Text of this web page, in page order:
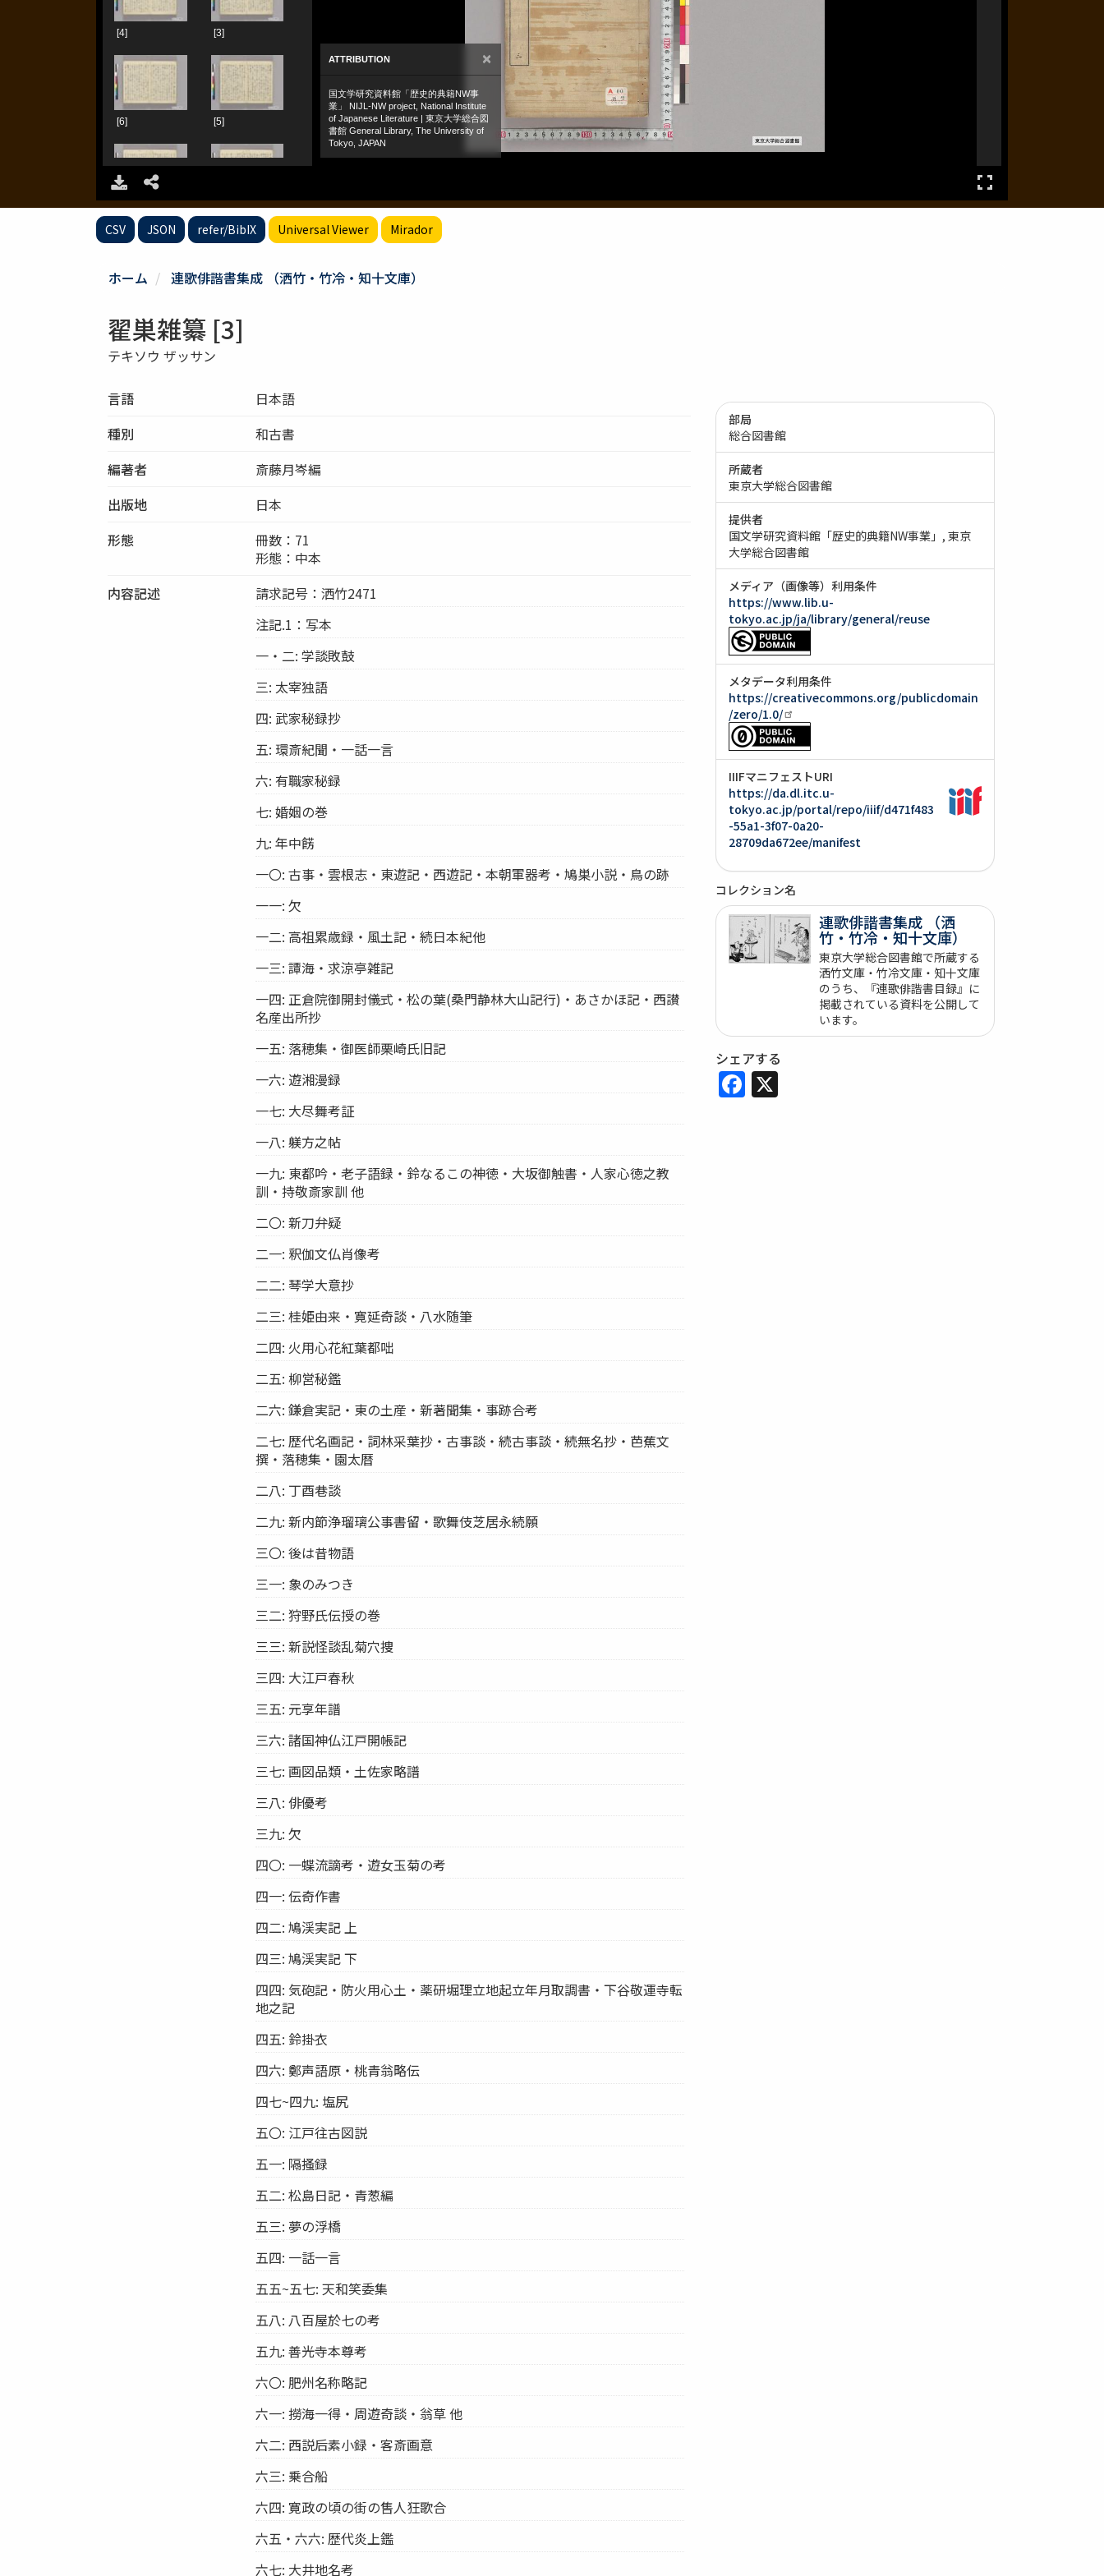
CSV JSON refer/BibIX Universal Viewer Mirador
ホーム 連歌俳諧書集成 （洒竹・竹冷・知十文庫）
翟巣雑纂 [3]
テキソウ ザッサン
言語
日本語
種別
和古書
編著者
斎藤月岑編
出版地
日本
形態
冊数：71
形態：中本
内容記述
請求記号：洒竹2471
注記.1：写本
一・二: 学談敗鼓
三: 太宰独語
四: 武家秘録抄
五: 環斎紀聞・一話一言
六: 有職家秘録
七: 婚姻の巻
九: 年中餝
一〇: 古事・雲根志・東遊記・西遊記・本朝軍器考・鳩巣小説・鳥の跡
一一: 欠
一二: 高祖累歳録・風土記・続日本紀他
一三: 譚海・求涼亭雑記
一四: 正倉院御開封儀式・松の葉(桑門静林大山記行)・あさかほ記・西讃
名産出所抄
一五: 落穂集・御医師栗崎氏旧記
一六: 遊湘漫録
一七: 大尽舞考証
一八: 躾方之帖
一九: 東都吟・老子語録・鈴なるこの神徳・大坂御触書・人家心徳之教
訓・持敬斎家訓 他
二〇: 新刀弁疑
二一: 釈伽文仏肖像考
二二: 琴学大意抄
二三: 桂姫由来・寛延奇談・八水随筆
二四: 火用心花紅葉都咄
二五: 柳営秘鑑
二六: 鎌倉実記・東の土産・新著聞集・事跡合考
二七: 歴代名画記・詞林采葉抄・古事談・続古事談・続無名抄・芭蕉文
撰・落穂集・園太暦
二八: 丁酉巷談
二九: 新内節浄瑠璃公事書留・歌舞伎芝居永続願
三〇: 後は昔物語
三一: 象のみつき
三二: 狩野氏伝授の巻
三三: 新説怪談乱菊穴捜
三四: 大江戸春秋
三五: 元享年譜
三六: 諸国神仏江戸開帳記
三七: 画図品類・土佐家略譜
三八: 俳優考
三九: 欠
四〇: 一蝶流謫考・遊女玉菊の考
四一: 伝奇作書
四二: 鳩渓実記 上
四三: 鳩渓実記 下
四四: 気砲記・防火用心土・薬研堀理立地起立年月取調書・下谷敬運寺転
地之記
四五: 鈴掛衣
四六: 鄭声語原・桃青翁略伝
四七~四九: 塩尻
五〇: 江戸往古図説
五一: 隔搔録
五二: 松島日記・青葱編
五三: 夢の浮橋
五四: 一話一言
五五~五七: 天和笑委集
五八: 八百屋於七の考
五九: 善光寺本尊考
六〇: 肥州名称略記
六一: 撈海一得・周遊奇談・翁草 他
六二: 西説后素小録・客斎画意
六三: 乗合船
六四: 寛政の頃の街の售人狂歌合
六五・六六: 歴代炎上鑑
六七: 大井地名考
部局
総合図書館
所蔵者
東京大学総合図書館
提供者
国文学研究資料館「歴史的典籍NW事業」
東京
大学総合図書館
メディア（画像等）利用条件
https://www.lib.u-
tokyo.ac.jp/ja/library/general/reuse
メタデータ利用条件
https://creativecommons.org/publicdomain
/zero/1.0/
IIIFマニフェストURI
https://da.dl.itc.u-
tokyo.ac.jp/portal/repo/iiif/d471f483
-55a1-3f07-0a20-
28709da672ee/manifest
コレクション名
連歌俳諧書集成 （洒
竹・竹冷・知十文庫）
東京大学総合図書館で所蔵する
洒竹文庫・竹冷文庫・知十文庫
のうち、『連歌俳諧書目録』に
掲載されている資料を公開して
います。
シェアする
Facebook
X